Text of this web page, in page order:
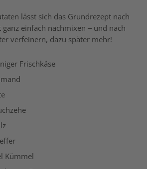
lässt sich das Grundrezept nach
ganz einfach nachmixen – und nach
verfeinern, dazu später mehr!
Frischkäse
Kümmel